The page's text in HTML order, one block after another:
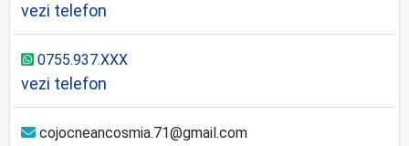
vezi telefon
0755.937.XXX
vezi telefon
cojocneancosmia.71@gmail.com